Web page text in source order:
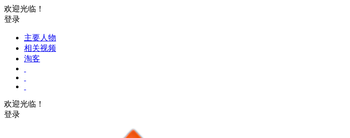
欢迎光临！
登录
主要人物
相关视频
淘客
欢迎光临！
登录